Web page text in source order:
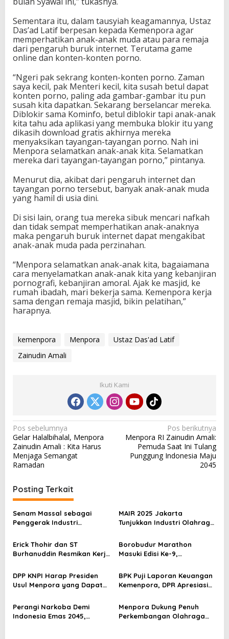
Sementara itu, dalam tausyiah keagamannya, Ustaz
Das’ad Latif berpesan kepada Kemenpora agar
memperhatikan anak-anak muda atau para remaja
dari pengaruh buruk internet. Terutama game
online dan konten-konten porno.
“Ngeri pak sekrang konten-konten porno. Zaman
saya kecil, pak Menteri kecil, kita susah betul dapat
konten porno, paling ada gambar-gambar itu pun
susah kita dapatkan. Sekarang berselancar mereka.
Diblokir sama Kominfo, betul diblokir tapi anak-anak
kita tahu ada aplikasi yang membuka blokir itu yang
dikasih download gratis akhirnya mereka
menyaksikan tayangan-tayangan porno. Nah ini
Menpora selamatkan anak-anak kita. Selamatkan
mereka dari tayangan-tayangan porno,” pintanya.
Menurut dia, akibat dari pengaruh internet dan
tayangan porno tersebut, banyak anak-anak muda
yang hamil di usia dini.
Di sisi lain, orang tua mereka sibuk mencari nafkah
dan tidak sempat memperhatikan anak-anaknya
maka pengaruh buruk internet dapat mengakibat
anak-anak muda pada perzinahan.
“Menpora selamatkan anak-anak kita, bagaiamana
cara menyelamatkan anak-anak kita yang kebanjiran
pornografi, kebanjiran amoral. Ajak ke masjid, ke
rumah ibadah, mari bekerja sama. Kemenpora kerja
sama dengan remaja masjid, bikin pelatihan,”
harapnya.
kemenpora Menpora
Ustaz Das'ad Latif
Zainudin Amali
Ikuti Kami
N
a
v
i
g
a
s
i
p
o
s
Pos sebelumnya
Gelar Halalbihalal, Menpora
Zainudin Amali : Kita Harus
Menjaga Semangat
Ramadan
Pos berikutnya
Menpora RI Zainudin Amali:
Pemuda Saat Ini Tulang
Punggung Indonesia Maju
2045
Posting Terkait
Senam Massal sebagai
Penggerak Industri
2025 untuk Ekonomi
Nasional
MAIR 2025 Jakarta
Tunjukkan Industri Olahraga
Erick Thohir dan ST
Burhanuddin Resmikan Kerja
Program Pemuda dan
Olahraga
Borobudur Marathon
Masuki Edisi Ke-9,
Kolaborasi
DPP KNPI Harap Presiden
Usul Menpora yang Dapat
Memahami Dinamika
Kepemudaan
BPK Puji Laporan Keuangan
Kemenpora, DPR Apresiasi
Perangi Narkoba Demi
Indonesia Emas 2045,
Menpora Dukung Penuh
Perkembangan Olahraga